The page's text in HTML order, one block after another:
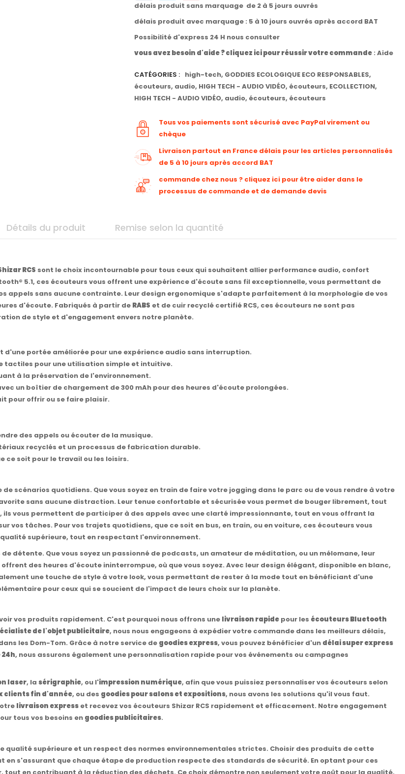
délais produit sans marquage de 2 à 5 jours ouvrés
délais produit avec marquage : 5 à 10 jours ouvrés après accord BAT
Possibilité d'express 24 H nous consulter
vous avez besoin d'aide ? cliquez ici pour réussir votre commande: Aide
CATÉGORIES : high-tech, GODDIES ECOLOGIQUE ECO RESPONSABLES,
écouteurs, audio, HIGH TECH - AUDIO VIDÉO, écouteurs, ECOLLECTION,
HIGH TECH - AUDIO VIDÉO, audio, écouteurs, écouteurs
Tous vos paiements sont sécurisé avec PayPal virement ou
chèque
Livraison partout en France délais pour les articles personnalisés
de 5 à 10 jours après accord BAT
commande chez nous ? cliquez ici pour être aider dans le
processus de commande et de demande devis
Détails du produit Remise selon la quantité
RCS sont le choix incontournable pour tous ceux qui souhaitent allier performance audio, confort
5.1, ces écouteurs vous offrent une expérience d'écoute sans fil exceptionnelle, vous permettant de
appels sans aucune contrainte. Leur design ergonomique s'adapte parfaitement à la morphologie de vos
d'écoute. Fabriqués à partir de RABS et de cuir recyclé certifié RCS, ces écouteurs ne sont pas
de style et d'engagement envers notre planète.
portée améliorée pour une expérience audio sans interruption.
tactiles pour une utilisation simple et intuitive.
à la préservation de l'environnement.
un boîtier de chargement de 300 mAh pour des heures d'écoute prolongées.
pour offrir ou se faire plaisir.
des appels ou écouter de la musique.
recyclés et un processus de fabrication durable.
ce soit pour le travail ou les loisirs.
scénarios quotidiens. Que vous soyez en train de faire votre jogging dans le parc ou de vous rendre à votre
sans aucune distraction. Leur tenue confortable et sécurisée vous permet de bouger librement, tout
vous permettent de participer à des appels avec une clarté impressionnante, tout en vous offrant la
tâches. Pour vos trajets quotidiens, que ce soit en bus, en train, ou en voiture, ces écouteurs vous
supérieure, tout en respectant l'environnement.
détente. Que vous soyez un passionné de podcasts, un amateur de méditation, ou un mélomane, leur
des heures d'écoute ininterrompue, où que vous soyez. Avec leur design élégant, disponible en blanc,
une touche de style à votre look, vous permettant de rester à la mode tout en bénéficiant d'une
pour ceux qui se soucient de l'impact de leurs choix sur la planète.
vos produits rapidement. C'est pourquoi nous offrons une livraison rapide pour les écouteurs Bluetooth
de l'objet publicitaire, nous nous engageons à expédier votre commande dans les meilleurs délais,
les Dom-Tom. Grâce à notre service de goodies express, vous pouvez bénéficier d'un délai super express
, nous assurons également une personnalisation rapide pour vos événements ou campagnes
laser, la sérigraphie, ou l'impression numérique, afin que vous puissiez personnaliser vos écouteurs selon
clients fin d'année, ou des goodies pour salons et expositions, nous avons les solutions qu'il vous faut.
livraison express et recevez vos écouteurs Shizar RCS rapidement et efficacement. Notre engagement
tous vos besoins en goodies publicitaires.
qualité supérieure et un respect des normes environnementales strictes. Choisir des produits de cette
s'assurant que chaque étape de production respecte des standards de sécurité. En optant pour ces